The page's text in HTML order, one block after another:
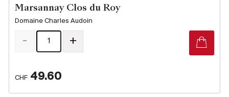
Marsannay Clos du Roy
Domaine Charles Audoin
CHF 49.60
- +